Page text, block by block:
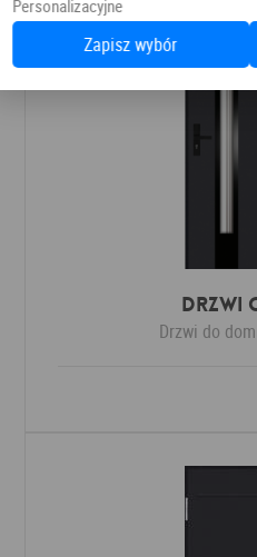
Drzwi
Drzwi do
Personalizacyjne
Zapisz wybór